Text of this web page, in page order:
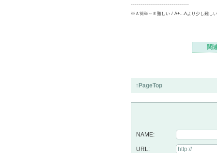
------------------------------
※Ａ簡単～Ｅ難しい / A+...Aより少し難しい
関
↑PageTop
NAME:
URL: